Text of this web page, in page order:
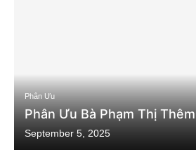
Phân Ưu
Phân Ưu Bà Phạm Thị Thêm
September 5, 2025